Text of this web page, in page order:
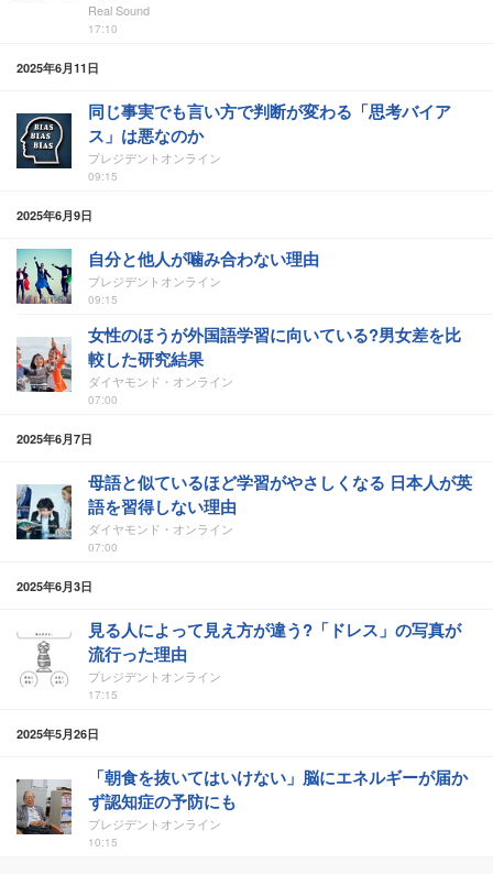
Real Sound
17:10
2025年6月11日
同じ事実でも言い方で判断が変わる「思考バイア
ス」は悪なのか
プレジデントオンライン
09:15
2025年6月9日
自分と他人が噛み合わない理由
プレジデントオンライン
09:15
女性のほうが外国語学習に向いている?男女差を比
較した研究結果
ダイヤモンド・オンライン
07:00
2025年6月7日
母語と似ているほど学習がやさしくなる 日本人が英
語を習得しない理由
ダイヤモンド・オンライン
07:00
2025年6月3日
見る人によって見え方が違う?「ドレス」の写真が
流行った理由
プレジデントオンライン
17:15
2025年5月26日
「朝食を抜いてはいけない」脳にエネルギーが届か
ず認知症の予防にも
プレジデントオンライン
10:15